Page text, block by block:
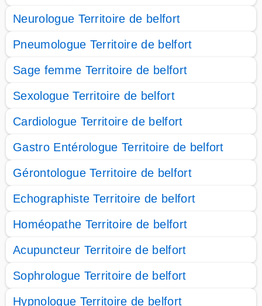
Neurologue Territoire de belfort
Pneumologue Territoire de belfort
Sage femme Territoire de belfort
Sexologue Territoire de belfort
Cardiologue Territoire de belfort
Gastro Entérologue Territoire de belfort
Gérontologue Territoire de belfort
Echographiste Territoire de belfort
Homéopathe Territoire de belfort
Acupuncteur Territoire de belfort
Sophrologue Territoire de belfort
Hypnologue Territoire de belfort